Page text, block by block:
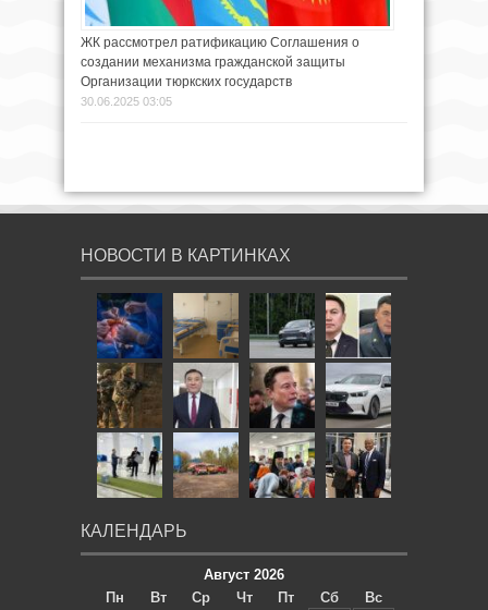
ЖК рассмотрел ратификацию Соглашения о
создании механизма гражданской защиты
Организации тюркских государств
30.06.2025 03:05
НОВОСТИ В КАРТИНКАХ
КАЛЕНДАРЬ
Август 2026
Пн
Вт Ср Чт Пт Сб
Вс